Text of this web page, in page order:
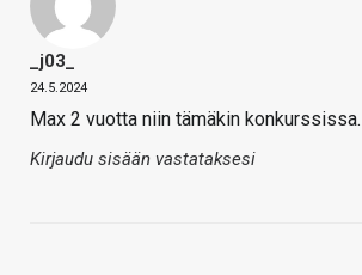
_j03_
24.5.2024
Max 2 vuotta niin tämäkin konkurssissa.
Kirjaudu sisään vastataksesi